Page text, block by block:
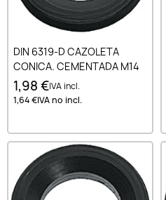
DIN 6319-D CAZOLETA
CONICA. CEMENTADA M14
1,98 €IVA incl.
1,64 €IVA no incl.